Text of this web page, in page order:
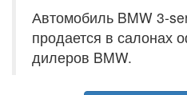
Автомобиль BMW 3-
продается в салонах
дилеров BMW.